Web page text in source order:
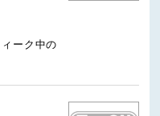
ーク中の